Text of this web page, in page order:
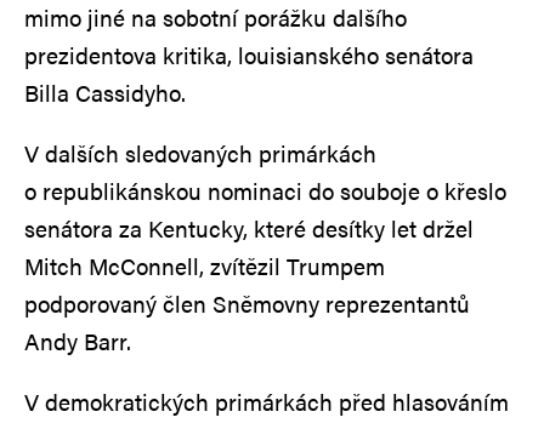
mimo jiné na sobotní porážku dalšího
prezidentova kritika, louisianského senátora
Billa Cassidyho.
V dalších sledovaných primárkách
o republikánskou nominaci do souboje o křeslo
senátora za Kentucky, které desítky let držel
Mitch McConnell, zvítězil Trumpem
podporovaný člen Sněmovny reprezentantů
Andy Barr.
V demokratických primárkách před hlasováním